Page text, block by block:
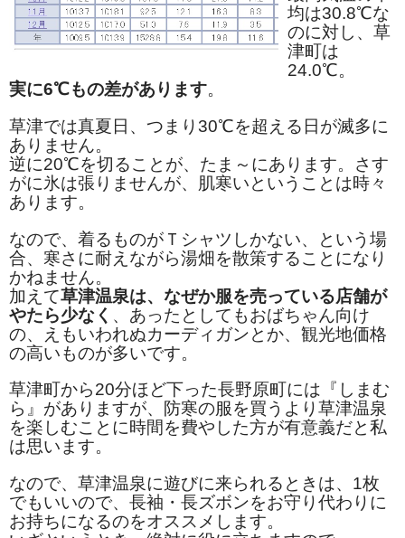
もち
その他食品
漬物・佃煮
野沢菜
椎茸
梅
もろみ漬け
その他
麺類
その他
文具・雑貨
日用品・雑貨
衣類
均は30.8℃な
のに対し、草
津町は
24.0℃。
実に6℃もの差があります。
草津では真夏日、つまり30℃を超える日が滅多に
ありません。
逆に20℃を切ることが、たま～にあります。さす
がに氷は張りませんが、肌寒いということは時々
あります。
なので、着るものがＴシャツしかない、という場
合、寒さに耐えながら湯畑を散策することになり
かねません。
加えて草津温泉は、なぜか服を売っている店舗が
やたら少なく 、あったとしてもおばちゃん向け
の、えもいわれぬカーディガンとか、観光地価格
の高いものが多いです。
草津町から20分ほど下った長野原町には『しまむ
ら』がありますが、防寒の服を買うより草津温泉
を楽しむことに時間を費やした方が有意義だと私
は思います。
なので、草津温泉に遊びに来られるときは、1枚
でもいいので、長袖・長ズボンをお守り代わりに
お持ちになるのをオススメします。